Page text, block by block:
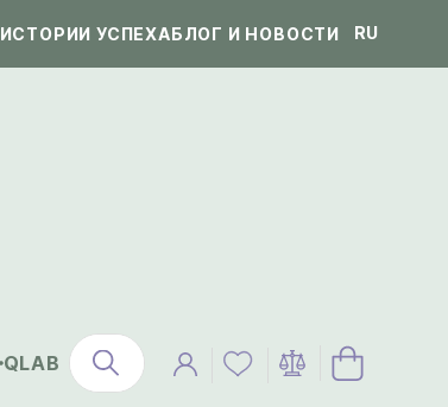
ИСТОРИИ УСПЕХАБЛОГ И НОВОСТИ RU
QLAB